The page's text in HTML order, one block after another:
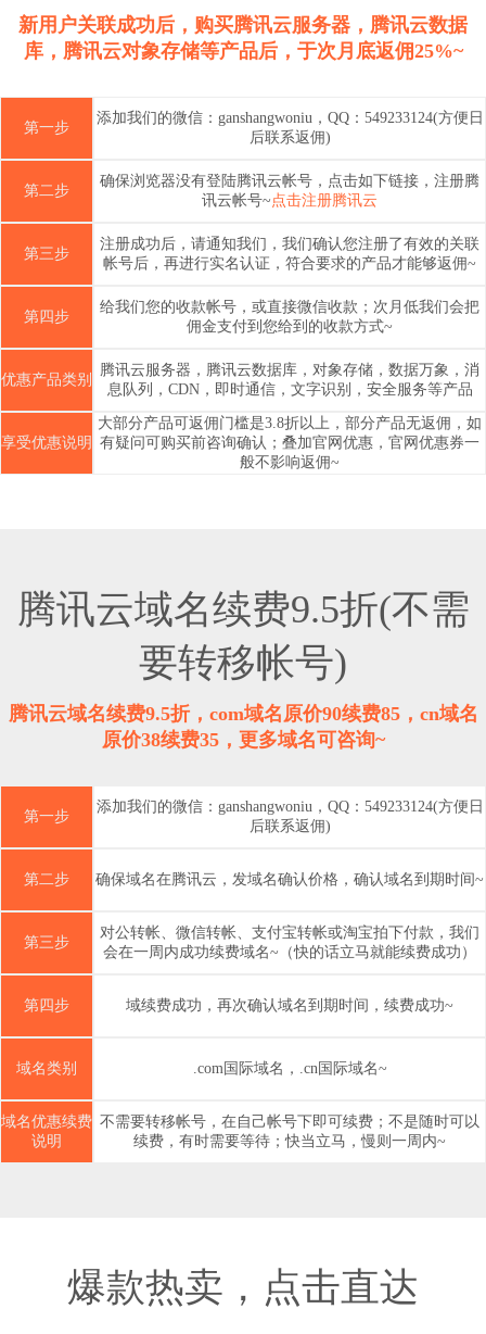
新用户关联成功后，购买腾讯云服务器，腾讯云数据
库，腾讯云对象存储等产品后，于次月底返佣25%~
第一步
添加我们的微信：ganshangwoniu，QQ：549233124(方便日
后联系返佣)
第二步
确保浏览器没有登陆腾讯云帐号，点击如下链接，注册腾
讯云帐号~点击注册腾讯云
第三步
注册成功后，请通知我们，我们确认您注册了有效的关联
帐号后，再进行实名认证，符合要求的产品才能够返佣~
第四步
给我们您的收款帐号，或直接微信收款；次月低我们会把
佣金支付到您给到的收款方式~
优惠产品类别
腾讯云服务器，腾讯云数据库，对象存储，数据万象，消
息队列，CDN，即时通信，文字识别，安全服务等产品
享受优惠说明
大部分产品可返佣门槛是3.8折以上，部分产品无返佣，如
有疑问可购买前咨询确认；叠加官网优惠，官网优惠券一
般不影响返佣~
腾讯云域名续费9.5折(不需
要转移帐号)
腾讯云域名续费9.5折，com域名原价90续费85，cn域名
原价38续费35，更多域名可咨询~
第一步
添加我们的微信：ganshangwoniu，QQ：549233124(方便日
后联系返佣)
第二步 确保域名在腾讯云，发域名确认价格，确认域名到期时间~
第三步
对公转帐、微信转帐、支付宝转帐或淘宝拍下付款，我们
会在一周内成功续费域名~（快的话立马就能续费成功）
第四步 域续费成功，再次确认域名到期时间，续费成功~
域名类别 .com国际域名，.cn国际域名~
域名优惠续费
说明
不需要转移帐号，在自己帐号下即可续费；不是随时可以
续费，有时需要等待；快当立马，慢则一周内~
爆款热卖，点击直达